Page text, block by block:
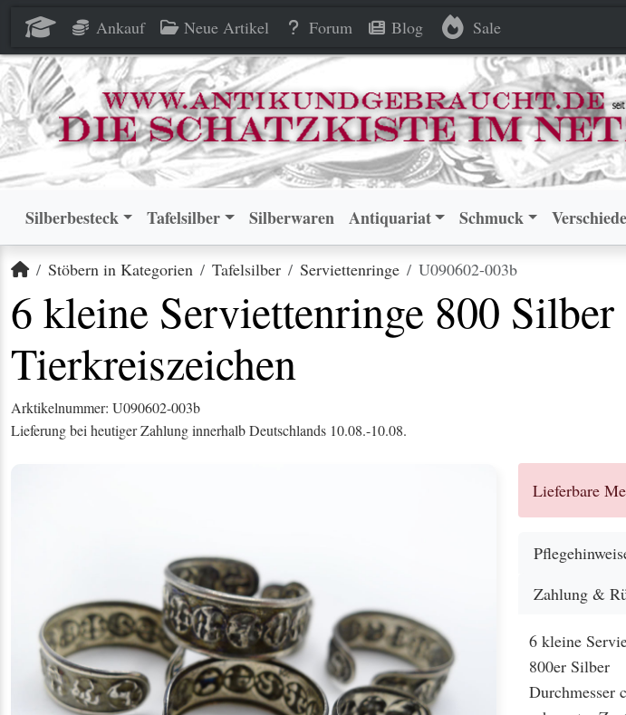
Ankauf Neue Artikel Forum Blog Sale
Silberbesteck Tafelsilber Silberwaren Antiquariat Schmuck
Startseite
Stöbern in Kategorien Tafelsilber Serviettenringe U090602-003b
6 kleine Serviettenringe 800 Silber
Tierkreiszeichen
Arktikelnummer: U090602-003b
Lieferung bei heutiger Zahlung innerhalb Deutschlands 10.08.-10.08.
Lieferbare
Zahlung &
6 kleine
800er Silber
Durchmesser
6 kleine Serviettenringe 800 Silber Tierkreiszeichen
6 kleine Serviettenringe 800 Silber Tierkreiszeichen